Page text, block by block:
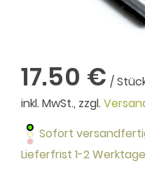
17.50 € /
inkl. MwSt., zzgl.
Sofort
Lieferfrist 1-2 Werktage